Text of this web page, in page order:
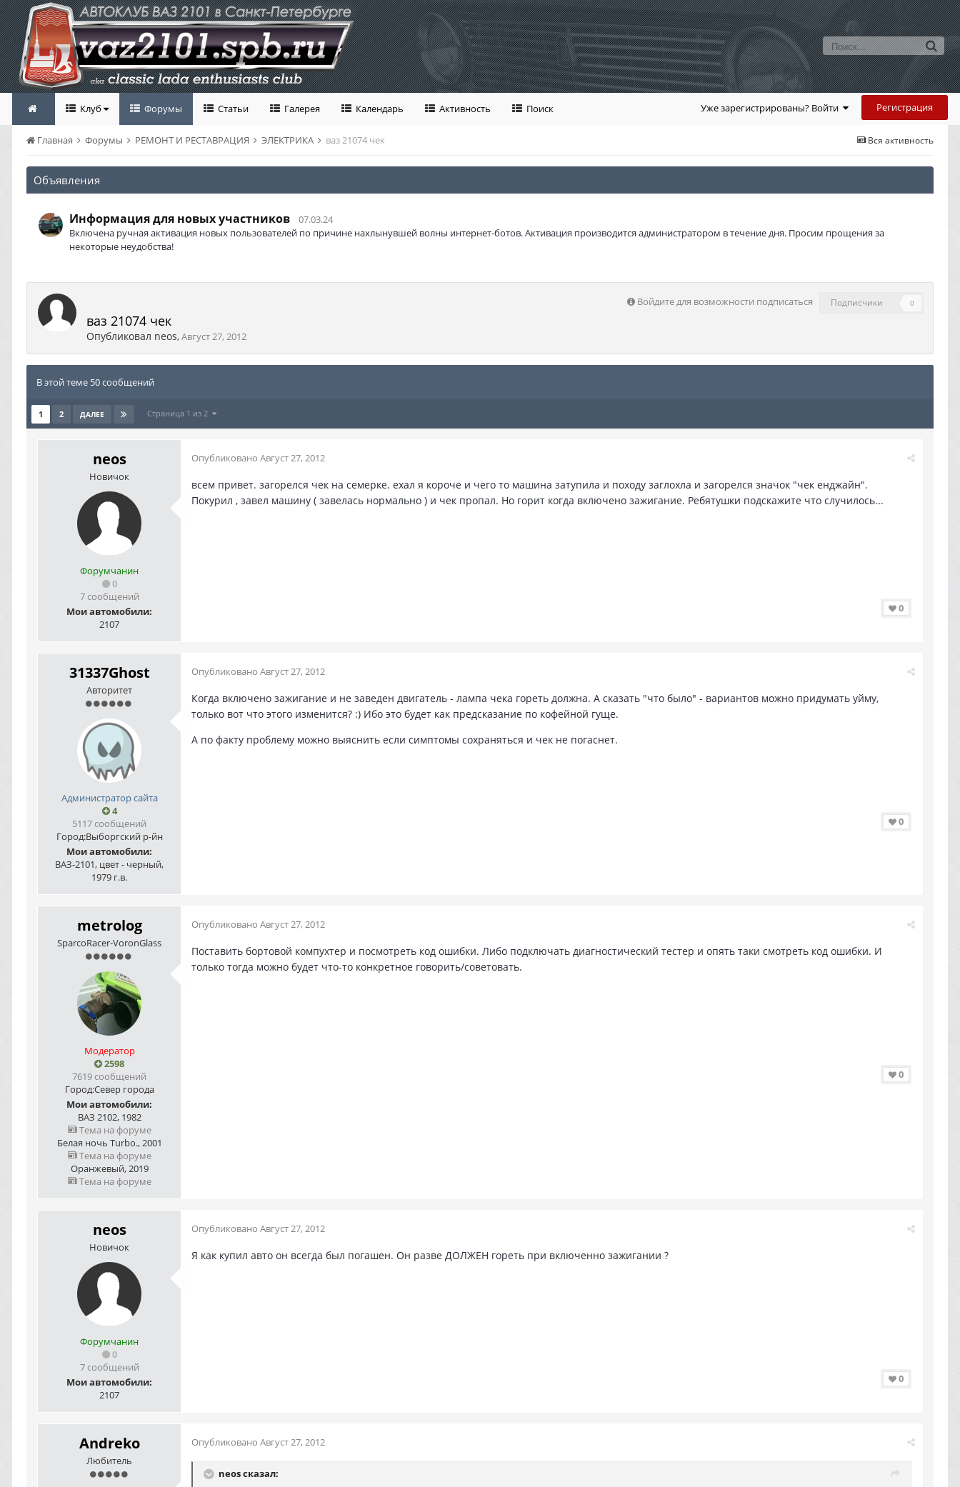
Уже зарегистрированы? Войти Регистрация
Клуб Форумы Статьи Галерея Календарь Активность Поиск
Вся активность
Главная Форумы РЕМОНТ И РЕСТАВРАЦИЯ ЭЛЕКТРИКА ваз 21074 чек
Объявления
Информация для новых участников
07.03.24
Включена ручная активация новых пользователей по причине нахлынувшей волны интернет-ботов. Активация производится администратором в течение дня. Просим прощения за
некоторые неудобства!
Войдите для возможности подписаться Подписчики 0
ваз 21074 чек
Опубликовал neos,Август 27, 2012
В этой теме 50 сообщений
1 2 ДАЛЕЕ Страница 1 из 2
neos
Новичок
Форумчанин
0
7 сообщений
Мои автомобили:
2107
Опубликовано Август 27, 2012
всем привет. загорелся чек на семерке. ехал я короче и чего то машина затупила и походу заглохла и загорелся значок "чек енджайн".
Покурил , завел машину ( завелась нормально ) и чек пропал. Но горит когда включено зажигание. Ребятушки подскажите что случилось...
0
31337Ghost
Авторитет
Администратор сайта
4
5117 сообщений
Город:Выборгский р-йн
Мои автомобили:
ВАЗ-2101, цвет - черный,
1979 г.в.
Опубликовано Август 27, 2012
Когда включено зажигание и не заведен двигатель - лампа чека гореть должна. А сказать "что было" - вариантов можно придумать уйму,
только вот что этого изменится? :) Ибо это будет как предсказание по кофейной гуще.
А по факту проблему можно выяснить если симптомы сохраняться и чек не погаснет.
0
metrolog
SparcoRacer-VoronGlass
Модератор
2598
7619 сообщений
Город:Север города
Мои автомобили:
ВАЗ 2102, 1982
Тема на форуме
Белая ночь Turbo., 2001
Тема на форуме
Оранжевый, 2019
Тема на форуме
Опубликовано Август 27, 2012
Поставить бортовой компухтер и посмотреть код ошибки. Либо подключать диагностический тестер и опять таки смотреть код ошибки. И
только тогда можно будет что-то конкретное говорить/советовать.
0
neos
Новичок
Форумчанин
0
7 сообщений
Мои автомобили:
2107
Опубликовано Август 27, 2012
Я как купил авто он всегда был погашен. Он разве ДОЛЖЕН гореть при включенно зажигании ?
0
Andreko
Любитель
Опубликовано Август 27, 2012
neos сказал: